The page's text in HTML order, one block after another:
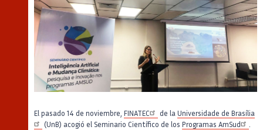
El pasado 14 de noviembre, FINATEC de la Universidade de Brasília
(UnB) acogió el Seminario Científico de los Programas AmSud
.